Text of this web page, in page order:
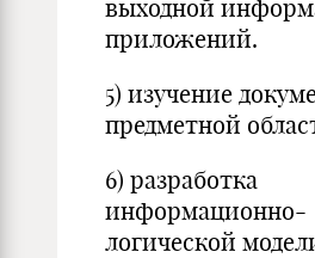
выходной
приложений.
5) изучение
предметной
6) разработка
информационно-
логической